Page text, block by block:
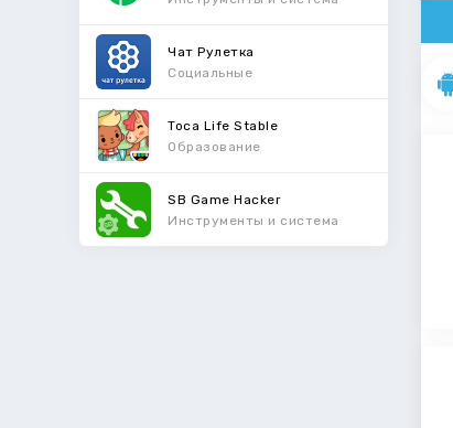
Чат Рулетка
Социальные
Toca Life Stable
Образование
SB Game Hacker
Инструменты и система